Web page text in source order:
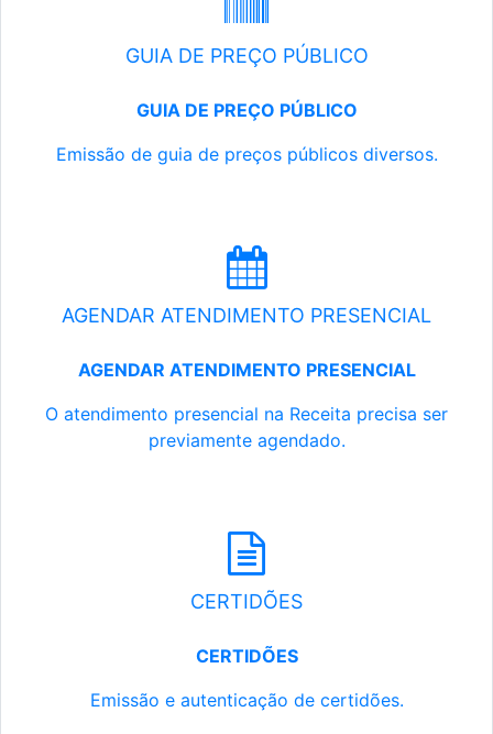
GUIA DE PREÇO PÚBLICO
GUIA DE PREÇO PÚBLICO
Emissão de guia de preços públicos diversos.
AGENDAR ATENDIMENTO PRESENCIAL
AGENDAR ATENDIMENTO PRESENCIAL
O atendimento presencial na Receita precisa ser
previamente agendado.
CERTIDÕES
CERTIDÕES
Emissão e autenticação de certidões.